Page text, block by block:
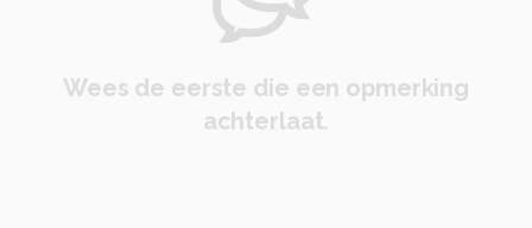
Wees de eerste die een opmerking
achterlaat.